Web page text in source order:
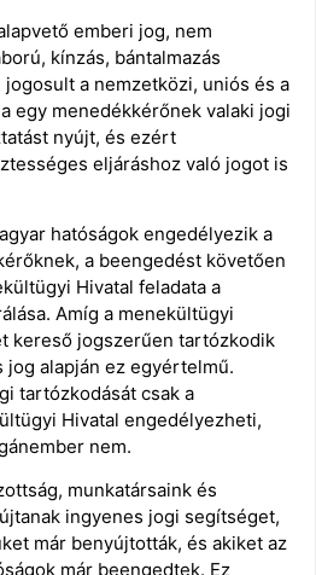
emberi jog, nem
kínzás, bántalmazás
a nemzetközi, uniós és a
egy menedékkérőnek valaki jogi
nyújt, és ezért
eljáráshoz való jogot is
hatóságok engedélyezik a
a beengedést követően
Hivatal feladata a
Amíg a menekültügyi
kereső jogszerűen tartózkodik
jog alapján ez egyértelmű.
tartózkodását csak a
Hivatal engedélyezheti,
nem.
munkatársaink és
ingyenes jogi segítséget,
már benyújtották, és akiket az
már beengedtek. Ez